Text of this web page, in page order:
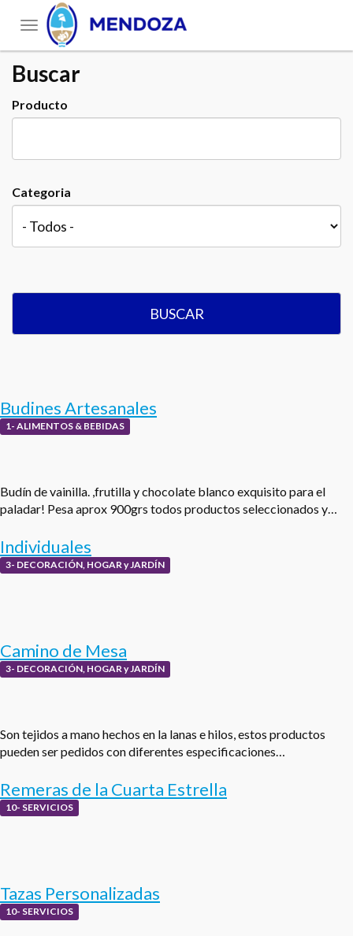
Toggle
navigation
Buscar
Producto
Categoria
BUSCAR
Budines Artesanales
1- ALIMENTOS & BEBIDAS
Budín de vainilla. ,frutilla y chocolate blanco exquisito para el
paladar! Pesa aprox 900grs todos productos seleccionados y…
Individuales
3- DECORACIÓN, HOGAR y JARDÍN
Camino de Mesa
3- DECORACIÓN, HOGAR y JARDÍN
Son tejidos a mano hechos en la lanas e hilos, estos productos
pueden ser pedidos con diferentes especificaciones…
Remeras de la Cuarta Estrella
10- SERVICIOS
Tazas Personalizadas
10- SERVICIOS